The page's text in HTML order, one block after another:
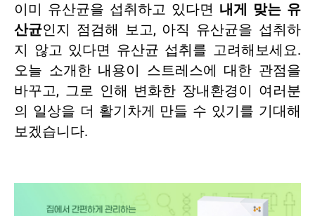
이미 유산균을 섭취하고 있다면 내게 맞는 유
산균인지 점검해 보고, 아직 유산균을 섭취하
지 않고 있다면 유산균 섭취를 고려해보세요.
오늘 소개한 내용이 스트레스에 대한 관점을
바꾸고, 그로 인해 변화한 장내환경이 여러분
의 일상을 더 활기차게 만들 수 있기를 기대해
보겠습니다.